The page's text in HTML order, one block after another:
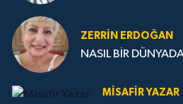
ZERRIN ERDOĞAN
NASIL BİR
MISAFIR YAZAR